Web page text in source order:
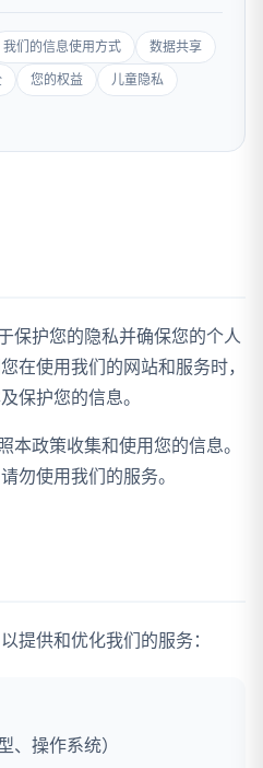
我们的信息使用方式
数据共享
您的权益
儿童隐私
保护您的隐私并确保您的个人
在使用我们的网站和服务时，
保护您的信息。
政策收集和使用您的信息。
勿使用我们的服务。
提供和优化我们的服务：
、操作系统）